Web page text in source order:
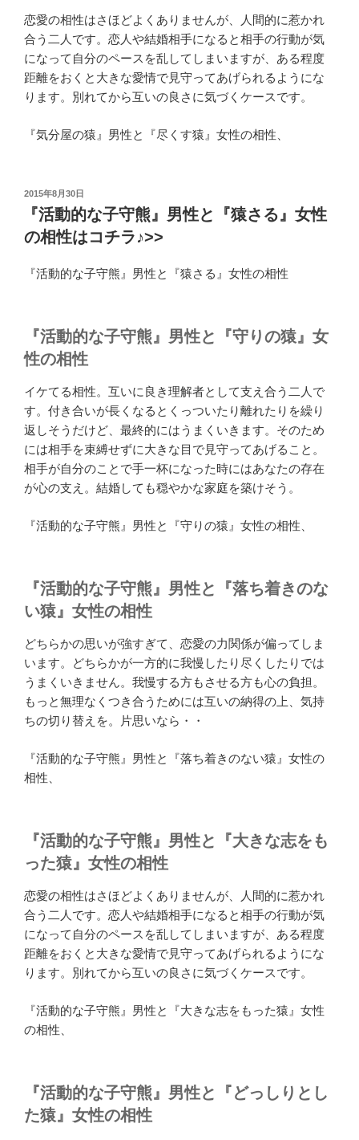
恋愛の相性はさほどよくありませんが、人間的に惹かれ
合う二人です。恋人や結婚相手になると相手の行動が気
になって自分のペースを乱してしまいますが、ある程度
距離をおくと大きな愛情で見守ってあげられるようにな
ります。別れてから互いの良さに気づくケースです。
『気分屋の猿』男性と『尽くす猿』女性の相性、
投
2015年8月30日
『活動的な子守熊』男性と『猿さる』女性
の相性はコチラ♪>>
『活動的な子守熊』男性と『猿さる』女性の相性
『活動的な子守熊』男性と『守りの猿』女
性の相性
イケてる相性。互いに良き理解者として支え合う二人で
す。付き合いが長くなるとくっついたり離れたりを繰り
返しそうだけど、最終的にはうまくいきます。そのため
には相手を束縛せずに大きな目で見守ってあげること。
相手が自分のことで手一杯になった時にはあなたの存在
が心の支え。結婚しても穏やかな家庭を築けそう。
『活動的な子守熊』男性と『守りの猿』女性の相性、
『活動的な子守熊』男性と『落ち着きのな
い猿』女性の相性
どちらかの思いが強すぎて、恋愛の力関係が偏ってしま
います。どちらかが一方的に我慢したり尽くしたりでは
うまくいきません。我慢する方もさせる方も心の負担。
もっと無理なくつき合うためには互いの納得の上、気持
ちの切り替えを。片思いなら・・
『活動的な子守熊』男性と『落ち着きのない猿』女性の
相性、
『活動的な子守熊』男性と『大きな志をも
った猿』女性の相性
恋愛の相性はさほどよくありませんが、人間的に惹かれ
合う二人です。恋人や結婚相手になると相手の行動が気
になって自分のペースを乱してしまいますが、ある程度
距離をおくと大きな愛情で見守ってあげられるようにな
ります。別れてから互いの良さに気づくケースです。
『活動的な子守熊』男性と『大きな志をもった猿』女性
の相性、
『活動的な子守熊』男性と『どっしりとし
た猿』女性の相性